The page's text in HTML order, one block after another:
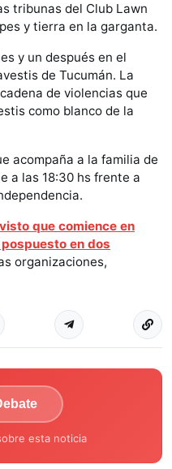
tribunas del Club Lawn
y tierra en la garganta.
y un después en el
de Tucumán. La
de violencias que
como blanco de la
acompaña a la familia de
a las 18:30 hs frente a
que comience en
en dos
organizaciones,
esta noticia